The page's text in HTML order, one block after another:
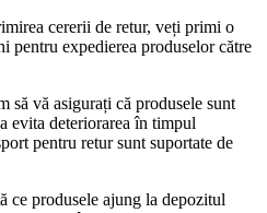
cererii de retur, veți primi o
pentru expedierea produselor către
să vă asigurați că produsele sunt
evita deteriorarea în timpul
pentru retur sunt suportate de
ce produsele ajung la depozitul